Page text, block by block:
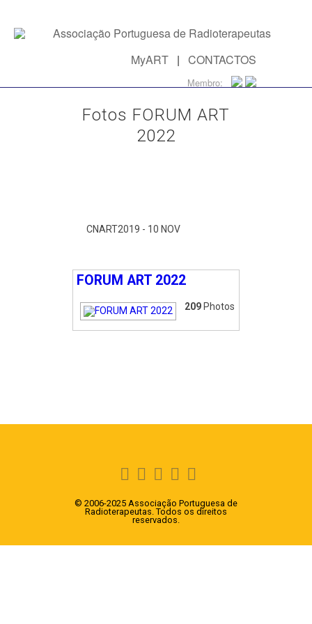
MyART | CONTACTOS
Membro:
Fotos FORUM ART
2022
CNART2019 - 10 NOV
FORUM ART 2022
209 Photos
© 2006-2025 Associação Portuguesa de
Radioterapeutas. Todos os direitos
reservados.